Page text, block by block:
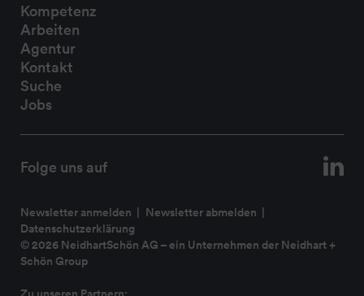
Kompetenz
Arbeiten
Agentur
Kontakt
Suche
Jobs
Folge uns auf
Newsletter anmelden
Newsletter abmelden
Datenschutzerklärung
© 2026 NeidhartSchön AG – ein Unternehmen der Neidhart +
Schön Group